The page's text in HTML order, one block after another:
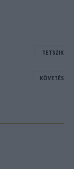
TETSZIK
KÖVETÉS